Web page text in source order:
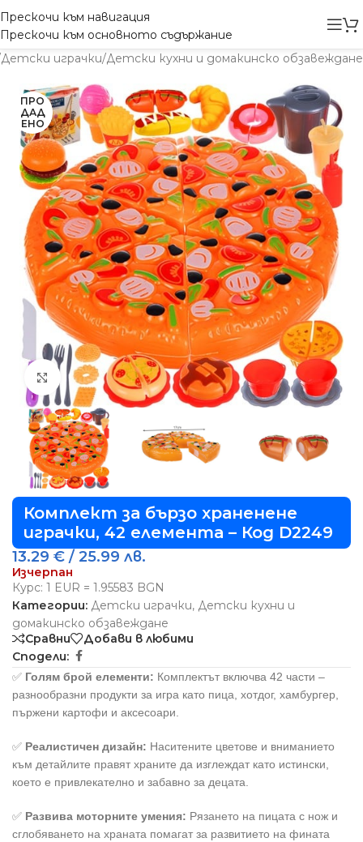
Прескочи към навигация
Прескочи към основното съдържание
Детски играчки/Детски кухни и домакинско обзавеждане
ПРО
ДАД
ЕНО
Виж повече
Комплект за бързо храненене
играчки, 42 елемента – Код D2249
13.29 € / 25.99 лв.
Изчерпан
Курс: 1 EUR = 1.95583 BGN
Категории: Детски играчки, Детски кухни и
домакинско обзавеждане
Сравни
Добави в любими
Сподели:
✅ Голям брой елементи: Комплектът включва 42 части –
разнообразни продукти за игра като пица, хотдог, хамбургер,
пържени картофи и аксесоари.
✅ Реалистичен дизайн: Наситените цветове и вниманието
към детайлите правят храните да изглеждат като истински,
което е привлекателно и забавно за децата.
✅ Развива моторните умения: Рязането на пицата с нож и
сглобяването на храната помагат за развитието на фината